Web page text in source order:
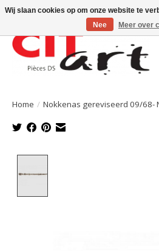
Home / Nokkenas gereviseerd 09/68-
Wij slaan cookies op om onze website te
Nee
Meer over